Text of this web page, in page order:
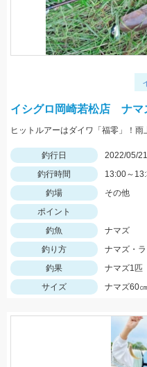
イシグロ岡崎若松店 ナ
ヒットルアーはダイワ「福零」！
釣行日
2022/05/21
釣行時間
13:00～
釣場
その他
ポイント
釣魚
ナマズ
釣り方
ナマズ・
釣果
ナマズ1匹
サイズ
ナマズ60㎝